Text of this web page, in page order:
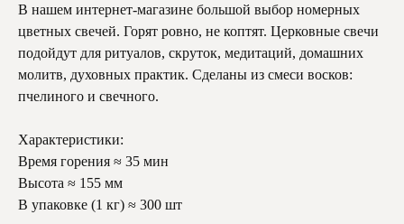
В нашем интернет-магазине большой выбор номерных
цветных свечей. Горят ровно, не коптят. Церковные свечи
подойдут для ритуалов, скруток, медитаций, домашних
молитв, духовных практик. Сделаны из смеси восков:
пчелиного и свечного.
Характеристики:
Время горения ≈ 35 мин
Высота ≈ 155 мм
В упаковке (1 кг) ≈ 300 шт